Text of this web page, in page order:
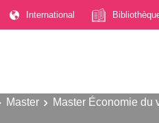
International
Master Master Économie du